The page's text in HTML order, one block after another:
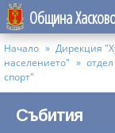
Община
Начало
Дирекция
населението"
спорт"
Събития